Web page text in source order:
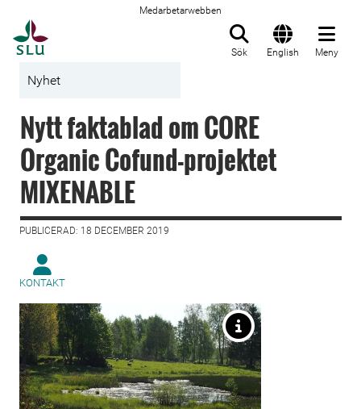
Medarbetarwebben
Sök English Meny
Nyhet
Nytt faktablad om CORE
Organic Cofund-projektet
MIXENABLE
PUBLICERAD: 18 DECEMBER 2019
KONTAKT